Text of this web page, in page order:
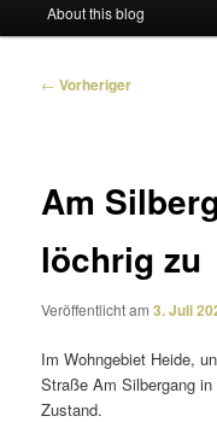
About this blog
Beitragsnavigation
← Vorheriger
Am
löchrig zu
Veröffentlicht am3. Juli
Im Wohngebiet Heide,
Straße Am Silbergang
Zustand.